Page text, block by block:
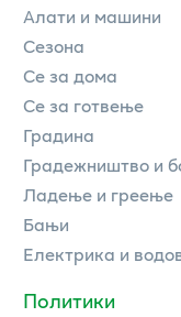
Алати и машини
Сезона
Се за дома
Се за готвење
Градина
Градежништво и
Ладење и греење
Бањи
Електрика и
Политики